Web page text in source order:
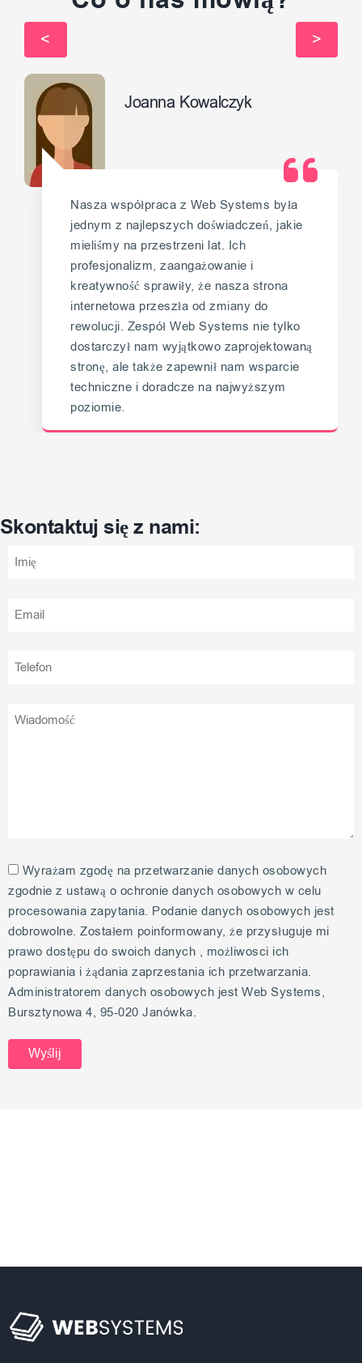
Joanna Kowalczyk
Nasza współpraca z Web Systems była
jednym z najlepszych doświadczeń, jakie
mieliśmy na przestrzeni lat. Ich
profesjonalizm, zaangażowanie i
kreatywność sprawiły, że nasza strona
internetowa przeszła od zmiany do
rewolucji. Zespół Web Systems nie tylko
dostarczył nam wyjątkowo zaprojektowaną
stronę, ale także zapewnił nam wsparcie
techniczne i doradcze na najwyższym
poziomie.
Skontaktuj się z nami:
Wyrażam zgodę na przetwarzanie danych osobowych
zgodnie z ustawą o ochronie danych osobowych w celu
procesowania zapytania. Podanie danych osobowych jest
dobrowolne. Zostałem poinformowany, że przysługuje mi
prawo dostępu do swoich danych , możliwosci ich
poprawiania i żądania zaprzestania ich przetwarzania.
Administratorem danych osobowych jest Web Systems,
Bursztynowa 4, 95-020 Janówka.